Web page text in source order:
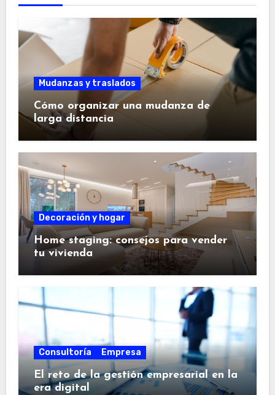
Mudanzas y traslados
Cómo organizar una mudanza de
larga distancia
Decoración y hogar
Home staging: consejos para vender
tu vivienda
Consultoría Empresa
El reto de la gestión empresarial en la
era digital